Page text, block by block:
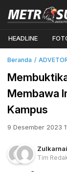
HEADLINE
Beranda
Membawa
Kampus
9 Desember 2023
Tim